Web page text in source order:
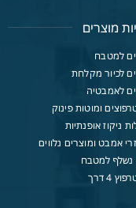
מוצרים
למטבח
לכיור מקלחת
לאמבטיה
ומוטות פינוק
ניקוז אופנתיות
אמבט ומוצרים נלווים
נשלף למטבח
4 דרך